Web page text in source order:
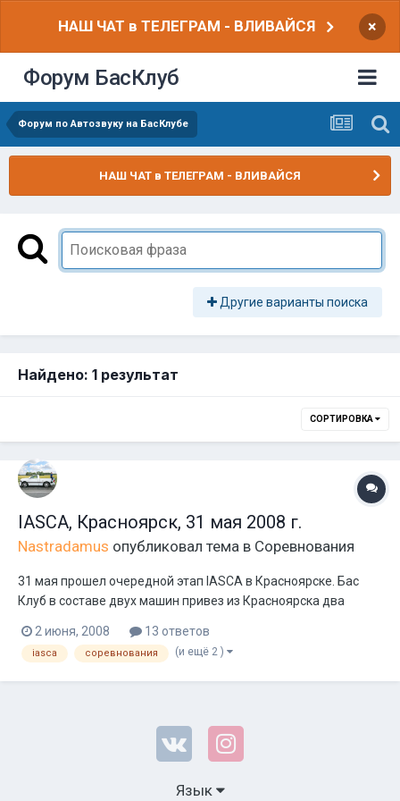
НАШ ЧАТ в ТЕЛЕГРАМ - ВЛИВАЙСЯ ×
Форум БасКлуб
Форум по Автозвуку на БасКлубе
НАШ ЧАТ в ТЕЛЕГРАМ - ВЛИВАЙСЯ
Другие варианты поиска
Найдено: 1 результат
СОРТИРОВКА
IASCA, Красноярск, 31 мая 2008 г.
Nastradamus опубликовал тема в Соревнования
31 мая прошел очередной этап IASCA в Красноярске. Бас
Клуб в составе двух машин привез из Красноярска два
Nike на Альтезе занял первое место в самой
многочисленной категории (28 участников) Stock 1–260. Я
учавствовал в категории Advanced no Wal...
2 июня, 2008 13 ответов
iasca соревнования (и ещё 2 )
Язык